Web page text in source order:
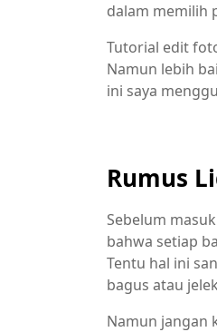
dalam memilih
Tutorial edit
Namun lebih
ini saya
Rumus
Sebelum
bahwa setiap
Tentu hal ini
bagus atau
Namun jangan